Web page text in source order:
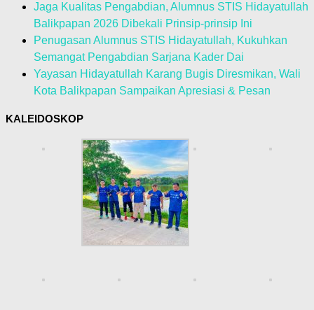
Jaga Kualitas Pengabdian, Alumnus STIS Hidayatullah
Balikpapan 2026 Dibekali Prinsip-prinsip Ini
Penugasan Alumnus STIS Hidayatullah, Kukuhkan
Semangat Pengabdian Sarjana Kader Dai
Yayasan Hidayatullah Karang Bugis Diresmikan, Wali
Kota Balikpapan Sampaikan Apresiasi & Pesan
KALEIDOSKOP